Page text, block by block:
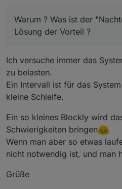
Warum ? Was ist der
Lösung der Vorteil ?
Ich versuche immer das
zu belasten.
Ein Intervall ist für das
kleine Schleife.
Ein so kleines Blockly wird
Schwierigkeiten bringen
Wenn man aber so etwas
nicht notwendig ist, und man
Grüße